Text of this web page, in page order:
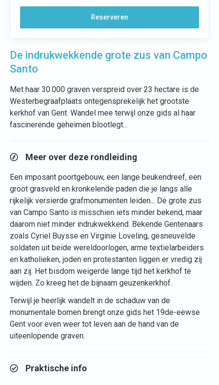
Reserveren
De indrukwekkende grote zus van Campo
Santo
Met haar 30.000 graven verspreid over 23 hectare is de
Westerbegraafplaats ontegensprekelijk het grootste
kerkhof van Gent. Wandel mee terwijl onze gids al haar
fascinerende geheimen blootlegt...
Meer over deze rondleiding
Een imposant poortgebouw, een lange beukendreef, een
groot grasveld en kronkelende paden die je langs alle
rijkelijk versierde grafmonumenten leiden... De grote zus
van Campo Santo is misschien iets minder bekend, maar
daarom niet minder indrukwekkend. Bekende Gentenaars
zoals Cyriel Buysse en Virginie Loveling, gesneuvelde
soldaten uit beide wereldoorlogen, arme textielarbeiders
en katholieken, joden en protestanten liggen er vredig zij
aan zij. Het bisdom weigerde lange tijd het kerkhof te
wijden. Zo kreeg het de bijnaam geuzenkerkhof.
Terwijl je heerlijk wandelt in de schaduw van de
monumentale bomen brengt onze gids het 19de-eewse
Gent voor even weer tot leven aan de hand van de
uiteenlopende graven.
Praktische info